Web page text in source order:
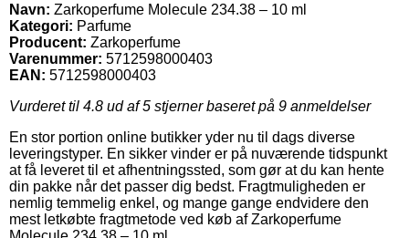
Navn: Zarkoperfume Molecule 234.38 – 10 ml
Kategori: Parfume
Producent: Zarkoperfume
Varenummer: 5712598000403
EAN: 5712598000403
Vurderet til 4.8 ud af 5 stjerner baseret på 9 anmeldelser
En stor portion online butikker yder nu til dags diverse
leveringstyper. En sikker vinder er på nuværende tidspunkt
at få leveret til et afhentningssted, som gør at du kan hente
din pakke når det passer dig bedst. Fragtmuligheden er
nemlig temmelig enkel, og mange gange endvidere den
mest letkøbte fragtmetode ved køb af Zarkoperfume